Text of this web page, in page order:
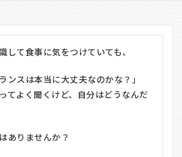
して食事に気をつけていても、
ンスは本当に大丈夫なのかな？」
てよく聞くけど、自分はどうなんだ
ありませんか？